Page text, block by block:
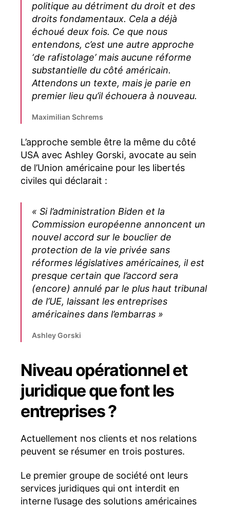
politique au détriment du droit et des
droits fondamentaux. Cela a déjà
échoué deux fois. Ce que nous
entendons, c’est une autre approche
‘de rafistolage’ mais aucune réforme
substantielle du côté américain.
Attendons un texte, mais je parie en
premier lieu qu’il échouera à nouveau.
Maximilian Schrems
L’approche semble être la même du côté
USA avec Ashley Gorski, avocate au sein
de l’Union américaine pour les libertés
civiles qui déclarait :
« Si l’administration Biden et la
Commission européenne annoncent un
nouvel accord sur le bouclier de
protection de la vie privée sans
réformes législatives américaines, il est
presque certain que l’accord sera
(encore) annulé par le plus haut tribunal
de l’UE, laissant les entreprises
américaines dans l’embarras »
Ashley Gorski
Niveau opérationnel et
juridique que font les
entreprises ?
Actuellement nos clients et nos relations
peuvent se résumer en trois postures.
Le premier groupe de société ont leurs
services juridiques qui ont interdit en
interne l’usage des solutions américaines